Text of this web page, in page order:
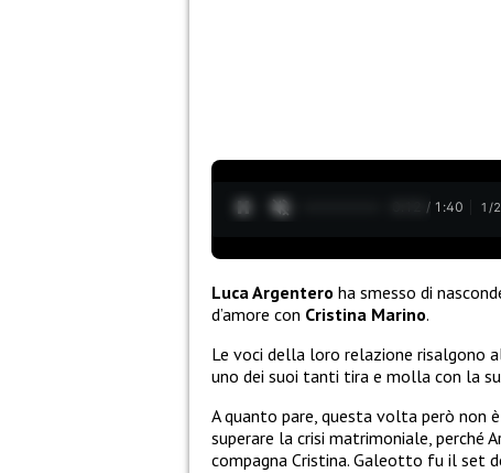
0:13 / 1:40 1 /2
Luca Argentero ha smesso di
d’amore con Cristina Marino.
Le voci della loro relazione risalgono
uno dei suoi tanti tira e molla con la
A quanto pare, questa volta però non
superare la crisi matrimoniale,
compagna Cristina. Galeotto fu il set